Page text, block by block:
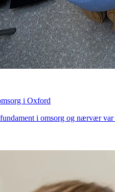
i Oxford
i omsorg og nærvær